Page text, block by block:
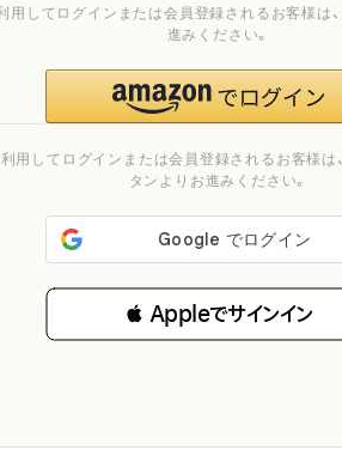
 Appleでサインイン
用してログインまたは会員登録されるお客様は
タンよりお進みください。
してログインまたは会員登録されるお客様は
進みください。